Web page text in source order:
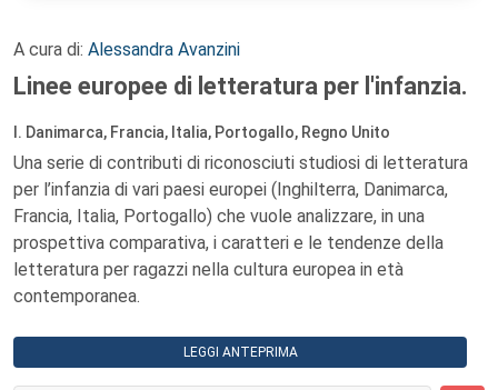
A cura di: Alessandra Avanzini
Linee europee di letteratura per l'infanzia.
I. Danimarca, Francia, Italia, Portogallo, Regno Unito
Una serie di contributi di riconosciuti studiosi di letteratura
per l’infanzia di vari paesi europei (Inghilterra, Danimarca,
Francia, Italia, Portogallo) che vuole analizzare, in una
prospettiva comparativa, i caratteri e le tendenze della
letteratura per ragazzi nella cultura europea in età
contemporanea.
LEGGI ANTEPRIMA